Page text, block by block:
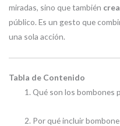
miradas, sino que también
público. Es un gesto que
una sola acción.
Tabla de Contenido
Qué son los bombones
Por qué incluir